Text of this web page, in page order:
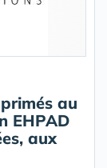
au
EHPAD
aux